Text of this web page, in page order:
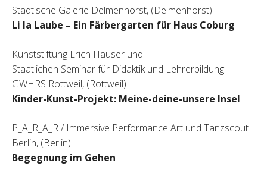
Städtische Galerie Delmenhorst, (Delmenhorst)
Li la Laube – Ein Färbergarten für Haus Coburg
Kunststiftung Erich Hauser und
Staatlichen Seminar für Didaktik und Lehrerbildung
GWHRS Rottweil, (Rottweil)
Kinder-Kunst-Projekt: Meine-deine-unsere Insel
P_A_R_A_R / Immersive Performance Art und Tanzscout
Berlin, (Berlin)
Begegnung im Gehen